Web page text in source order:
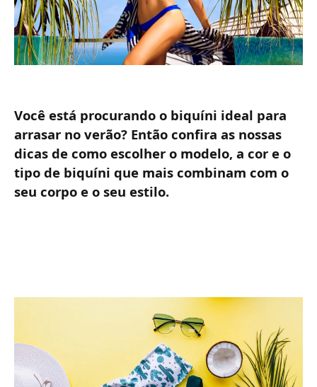
Você está procurando o biquíni ideal para
arrasar no verão? Então confira as nossas
dicas de como escolher o modelo, a cor e o
tipo de biquíni que mais combinam com o
seu corpo e o seu estilo.